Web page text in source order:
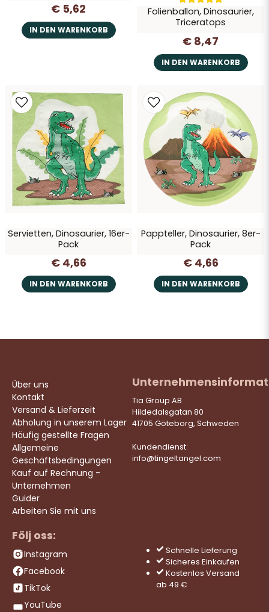
€ 5,62
IN DEN WARENKORB
Folienballon, Dinosaurier,
Triceratops
€ 8,47
IN DEN WARENKORB
Servietten, Dinosaurier, 16er-
Pack
€ 4,66
IN DEN WARENKORB
Pappteller, Dinosaurier, 8er-
Pack
€ 4,66
IN DEN WARENKORB
Über uns
Kontakt
Versand & Lieferzeit
Abholung in unserem Lager
Häufig gestellte Fragen
Allgemeine
Geschäftsbedingungen
Kauf auf Rechnung -
Unternehmen
Guider
Arbeiten Sie mit uns
Tia Group AB
Hildedalsgatan 80
41705 Göteborg, Schweden
Kundendienst:
info@tingeltangel.com
Följ oss:
Instagram
Facebook
TikTok
YouTube
Schnelle Lieferung
Sicheres Einkaufen
Kostenlos Versand
ab 49 €